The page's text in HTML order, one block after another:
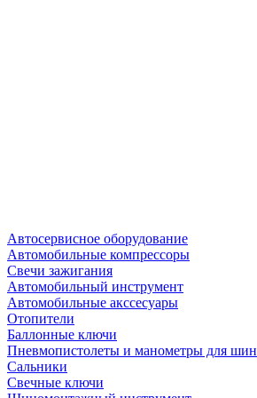
Автосервисное оборудование
Автомобильные компрессоры
Свечи зажигания
Автомобильный инструмент
Автомобильные акссесуары
Отопители
Баллонные ключи
Пневмопистолеты и манометры для шин
Сальники
Свечные ключи